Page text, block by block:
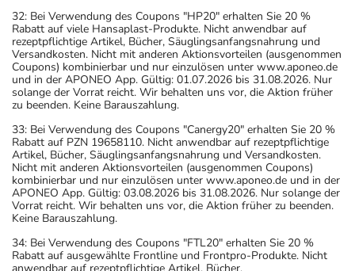
32: Bei Verwendung des Coupons "HP20" erhalten Sie 20 %
Rabatt auf viele Hansaplast-Produkte. Nicht anwendbar auf
rezeptpflichtige Artikel, Bücher, Säuglingsanfangsnahrung und
Versandkosten. Nicht mit anderen Aktionsvorteilen (ausgenommen
Coupons) kombinierbar und nur einzulösen unter www.aponeo.de
und in der APONEO App. Gültig: 01.07.2026 bis 31.08.2026. Nur
solange der Vorrat reicht. Wir behalten uns vor, die Aktion früher
zu beenden. Keine Barauszahlung.
33: Bei Verwendung des Coupons "Canergy20" erhalten Sie 20 %
Rabatt auf PZN 19658110. Nicht anwendbar auf rezeptpflichtige
Artikel, Bücher, Säuglingsanfangsnahrung und Versandkosten.
Nicht mit anderen Aktionsvorteilen (ausgenommen Coupons)
kombinierbar und nur einzulösen unter www.aponeo.de und in der
APONEO App. Gültig: 03.08.2026 bis 31.08.2026. Nur solange der
Vorrat reicht. Wir behalten uns vor, die Aktion früher zu beenden.
Keine Barauszahlung.
34: Bei Verwendung des Coupons "FTL20" erhalten Sie 20 %
Rabatt auf ausgewählte Frontline und Frontpro-Produkte. Nicht